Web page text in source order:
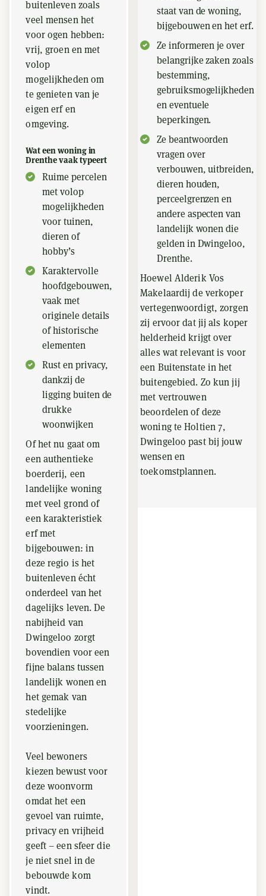
buitenleven zoals
veel mensen het
voor ogen hebben:
vrij, groen en met
volop
mogelijkheden om
te genieten van je
eigen erf en
omgeving.
Wat een woning in
Drenthe vaak typeert
Ruime percelen
met volop
mogelijkheden
voor tuinen,
dieren of
hobby’s
Karaktervolle
hoofdgebouwen,
vaak met
originele details
of historische
elementen
Rust en privacy,
dankzij de
ligging buiten de
drukke
woonwijken
Of het nu gaat om
een authentieke
boerderij, een
landelijke woning
met veel grond of
een karakteristiek
erf met
bijgebouwen: in
deze regio is het
buitenleven écht
onderdeel van het
dagelijks leven. De
nabijheid van
Dwingeloo zorgt
bovendien voor een
fijne balans tussen
landelijk wonen en
het gemak van
stedelijke
voorzieningen.
Veel bewoners
kiezen bewust voor
deze woonvorm
omdat het een
gevoel van ruimte,
privacy en vrijheid
geeft – een sfeer die
je niet snel in de
bebouwde kom
vindt.
staat van de woning,
bijgebouwen en het erf.
Ze informeren je over
belangrijke zaken zoals
bestemming,
gebruiksmogelijkheden
en eventuele
beperkingen.
Ze beantwoorden
vragen over
verbouwen, uitbreiden,
dieren houden,
perceelgrenzen en
andere aspecten van
landelijk wonen die
gelden in Dwingeloo,
Drenthe.
Hoewel Alderik Vos
Makelaardij de verkoper
vertegenwoordigt, zorgen
zij ervoor dat jij als koper
helderheid krijgt over
alles wat relevant is voor
een Buitenstate in het
buitengebied. Zo kun jij
met vertrouwen
beoordelen of deze
woning te Holtien 7,
Dwingeloo past bij jouw
wensen en
toekomstplannen.